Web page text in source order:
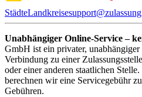
StädteLandkreise
Unabhängiger Online-Service –
GmbH ist ein privater,
Verbindung zu einer
oder einer anderen staatlichen
berechnen wir eine Servicegebühr
Gebühren.